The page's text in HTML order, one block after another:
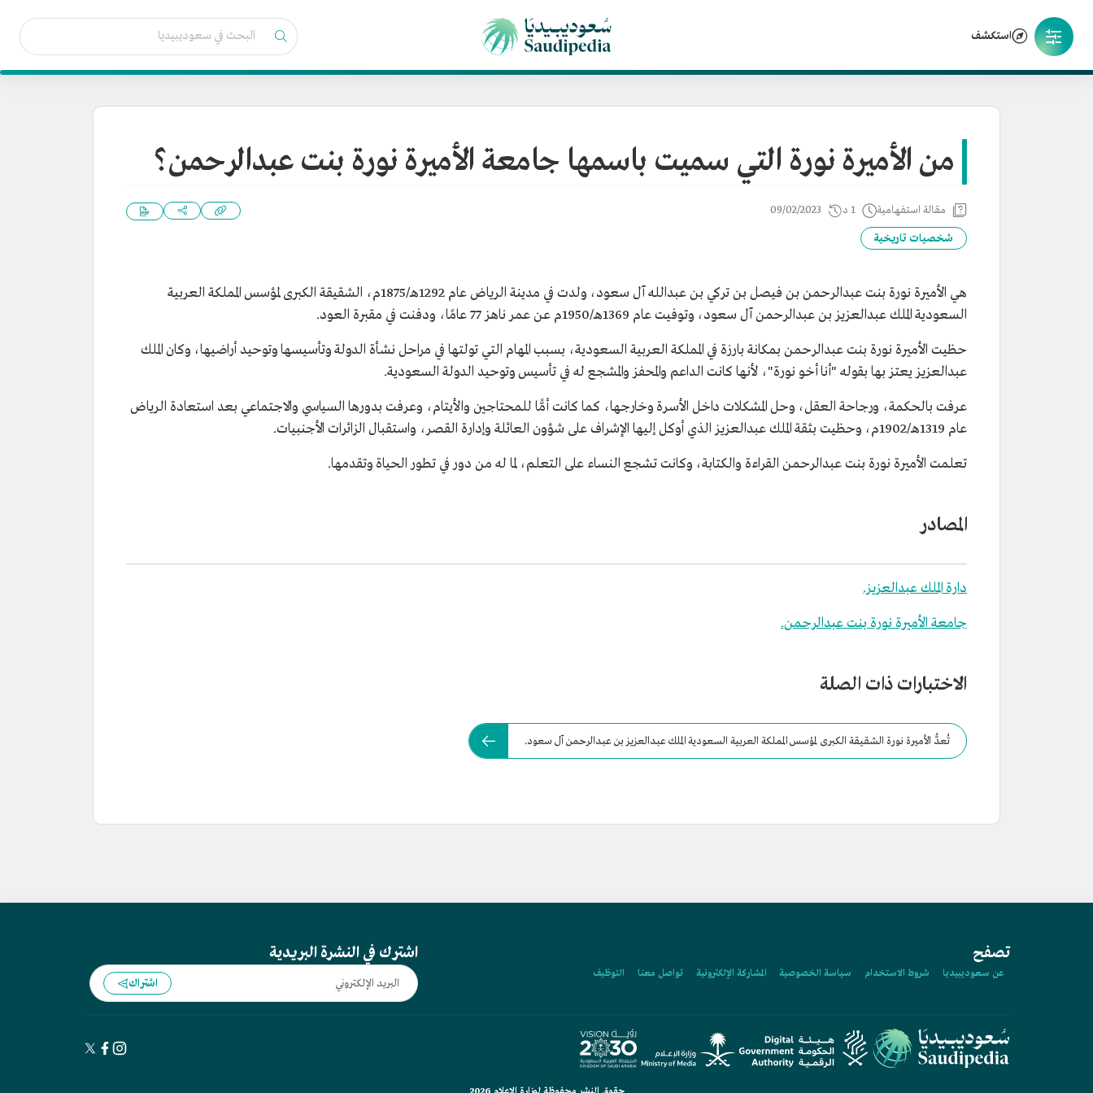
استكشف
من الأميرة نورة التي سميت باسمها جامعة الأميرة نورة بنت عبدالرحمن؟
مقالة استفهامية 1 د 09/02/2023
شخصيات تاريخية
هي الأميرة نورة بنت عبدالرحمن بن فيصل بن تركي بن عبدالله آل سعود، ولدت في مدينة الرياض عام 1292هـ/1875م، الشقيقة الكبرى لمؤسس المملكة العربية
السعودية الملك عبدالعزيز بن عبدالرحمن آل سعود، وتوفيت عام 1369هـ/1950م عن عمر ناهز 77 عامًا، ودفنت في مقبرة العود.
حظيت الأميرة نورة بنت عبدالرحمن بمكانة بارزة في المملكة العربية السعودية، بسبب المهام التي تولتها في مراحل نشأة الدولة وتأسيسها وتوحيد أراضيها، وكان الملك
عبدالعزيز يعتز بها بقوله "أنا أخو نورة"، لأنها كانت الداعم والمحفز والمشجع له في تأسيس وتوحيد الدولة السعودية.
عرفت بالحكمة، ورجاحة العقل، وحل المشكلات داخل الأسرة وخارجها، كما كانت أمًّا للمحتاجين والأيتام، وعرفت بدورها السياسي والاجتماعي بعد استعادة الرياض
عام 1319هـ/1902م، وحظيت بثقة الملك عبدالعزيز الذي أوكل إليها الإشراف على شؤون العائلة وإدارة القصر، واستقبال الزائرات الأجنبيات.
تعلمت الأميرة نورة بنت عبدالرحمن القراءة والكتابة، وكانت تشجع النساء على التعلم، لما له من دور في تطور الحياة وتقدمها.
المصادر
دارة الملك عبدالعزيز.
جامعة الأميرة نورة بنت عبدالرحمن.
الاختبارات ذات الصلة
تُعدُّ الأميرة نورة الشقيقة الكبرى لمؤسس المملكة العربية السعودية الملك عبدالعزيز بن عبدالرحمن آل سعود.
تصفح
عن سعوديبيديا شروط الاستخدام سياسة الخصوصية المشاركة الإلكترونية تواصل معنا التوظيف
اشترك في النشرة البريدية
اشتراك